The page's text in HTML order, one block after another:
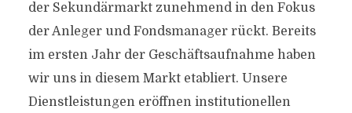
der Sekundärmarkt zunehmend in den Fokus
der Anleger und Fondsmanager rückt. Bereits
im ersten Jahr der Geschäftsaufnahme haben
wir uns in diesem Markt etabliert. Unsere
Dienstleistungen eröffnen institutionellen